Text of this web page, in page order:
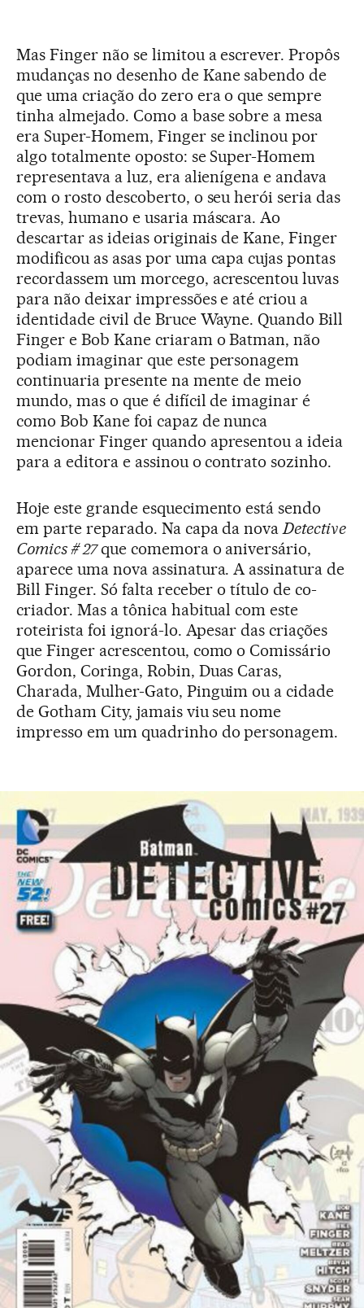
Mas Finger não se limitou a escrever. Propôs
mudanças no desenho de Kane sabendo de
que uma criação do zero era o que sempre
tinha almejado. Como a base sobre a mesa
era Super-Homem, Finger se inclinou por
algo totalmente oposto: se Super-Homem
representava a luz, era alienígena e andava
com o rosto descoberto, o seu herói seria das
trevas, humano e usaria máscara. Ao
descartar as ideias originais de Kane, Finger
modificou as asas por uma capa cujas pontas
recordassem um morcego, acrescentou luvas
para não deixar impressões e até criou a
identidade civil de Bruce Wayne. Quando Bill
Finger e Bob Kane criaram o Batman, não
podiam imaginar que este personagem
continuaria presente na mente de meio
mundo, mas o que é difícil de imaginar é
como Bob Kane foi capaz de nunca
mencionar Finger quando apresentou a ideia
para a editora e assinou o contrato sozinho.
Hoje este grande esquecimento está sendo
em parte reparado. Na capa da novaDetective
Comics # 27que comemora o aniversário,
aparece uma nova assinatura. A assinatura de
Bill Finger. Só falta receber o título de co-
criador. Mas a tônica habitual com este
roteirista foi ignorá-lo. Apesar das criações
que Finger acrescentou, como o Comissário
Gordon, Coringa, Robin, Duas Caras,
Charada, Mulher-Gato, Pinguim ou a cidade
de Gotham City, jamais viu seu nome
impresso em um quadrinho do personagem.